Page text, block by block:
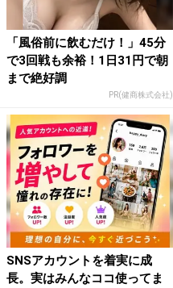
「風俗前に飲むだけ！」45分
で3回戦も余裕！1日31円で朝
まで絶好調
PR(健商株式会社)
SNSアカウントを着実に成
長。実はみんなココ使ってま